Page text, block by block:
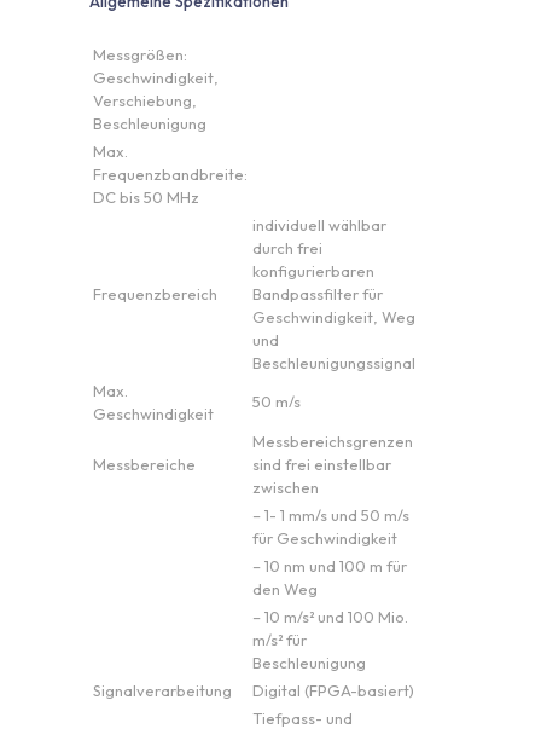
Messgrößen:
Geschwindigkeit,
Verschiebung,
Beschleunigung
Max.
Frequenzbandbreite:
DC bis 50 MHz
Frequenzbereich
individuell wählbar
durch frei
konfigurierbaren
Bandpassfilter für
Geschwindigkeit, Weg
und
Beschleunigungssignal
Max.
Geschwindigkeit
50 m/s
Messbereiche
Messbereichsgrenzen
sind frei einstellbar
zwischen
– 1- 1 mm/s und 50 m/s
für Geschwindigkeit
– 10 nm und 100 m für
den Weg
– 10 m/s² und 100 Mio.
m/s² für
Beschleunigung
Signalverarbeitung
Digital (FPGA-basiert)
Tiefpass- und